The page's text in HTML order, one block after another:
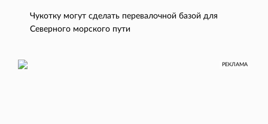
Чукотку могут сделать перевалочной базой для
Северного морского пути
РЕКЛАМА